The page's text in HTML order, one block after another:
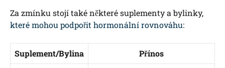
Za zmínku stojí také některé suplementy a bylinky,
které mohou podpořit hormonální rovnováhu:
Suplement/Bylina
Přínos